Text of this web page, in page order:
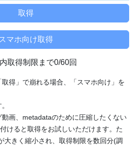
取得制限まで0/60回
得」で崩れる場合、「スマホ向け」を
画、metadataのために圧縮したくない
けると取得をお試しいただけます。た
大きく縮小され、取得制限を数回分(調